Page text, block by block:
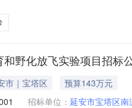
人第1名：陕西尊珀建筑工程有
野化放飞实验项目招标
市｜宝塔区
预算143万元
招标单位： 延安市宝塔区